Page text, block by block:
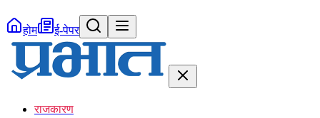
होम ई-पेपर
राजकारण